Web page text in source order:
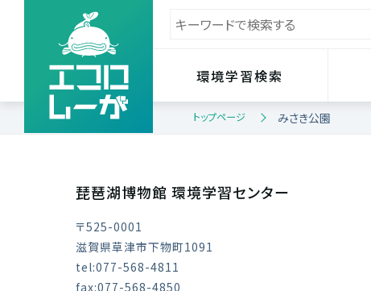
環境学習検索
トップページ みさき公園
琵琶湖博物館 環境学習センター
〒525-0001
滋賀県草津市下物町1091
tel:077-568-4811
fax:077-568-4850